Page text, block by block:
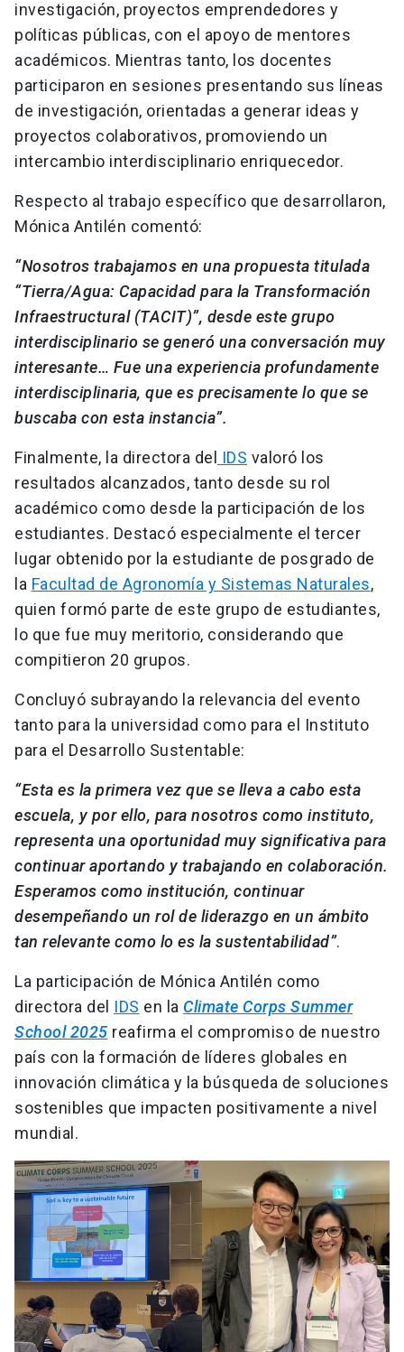
investigación, proyectos emprendedores y
políticas públicas, con el apoyo de mentores
académicos. Mientras tanto, los docentes
participaron en sesiones presentando sus líneas
de investigación, orientadas a generar ideas y
proyectos colaborativos, promoviendo un
intercambio interdisciplinario enriquecedor.
Respecto al trabajo específico que desarrollaron,
Mónica Antilén comentó:
“Nosotros trabajamos en una propuesta titulada
“Tierra/Agua: Capacidad para la Transformación
Infraestructural (TACIT)”, desde este grupo
interdisciplinario se generó una conversación muy
interesante… Fue una experiencia profundamente
interdisciplinaria, que es precisamente lo que se
buscaba con esta instancia”.
Finalmente, la directora del IDS valoró los
resultados alcanzados, tanto desde su rol
académico como desde la participación de los
estudiantes. Destacó especialmente el tercer
lugar obtenido por la estudiante de posgrado de
la Facultad de Agronomía y Sistemas Naturales,
quien formó parte de este grupo de estudiantes,
lo que fue muy meritorio, considerando que
compitieron 20 grupos.
Concluyó subrayando la relevancia del evento
tanto para la universidad como para el Instituto
para el Desarrollo Sustentable:
“Esta es la primera vez que se lleva a cabo esta
escuela, y por ello, para nosotros como instituto,
representa una oportunidad muy significativa para
continuar aportando y trabajando en colaboración.
Esperamos como institución, continuar
desempeñando un rol de liderazgo en un ámbito
tan relevante como lo es la sustentabilidad”.
La participación de Mónica Antilén como
directora del IDS en la Climate Corps Summer
School 2025 reafirma el compromiso de nuestro
país con la formación de líderes globales en
innovación climática y la búsqueda de soluciones
sostenibles que impacten positivamente a nivel
mundial.